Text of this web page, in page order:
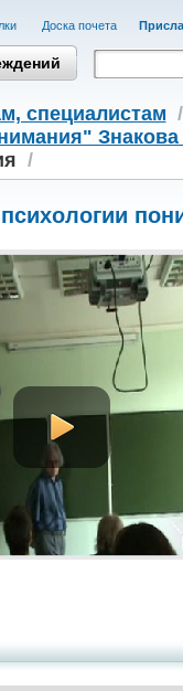
Доска почета
cпециалистам /
/